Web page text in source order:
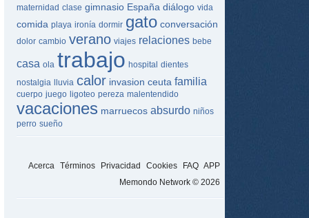
maternidad clase gimnasio España diálogo vida
comida playa ironía dormir gato conversación
dolor cambio verano viajes relaciones bebe
casa ola trabajo hospital dientes
nostalgia lluvia calor invasion ceuta familia
cuerpo juego ligoteo pereza malentendido
vacaciones marruecos absurdo niños
perro sueño
Acerca Términos Privacidad Cookies FAQ APP
Memondo Network © 2026